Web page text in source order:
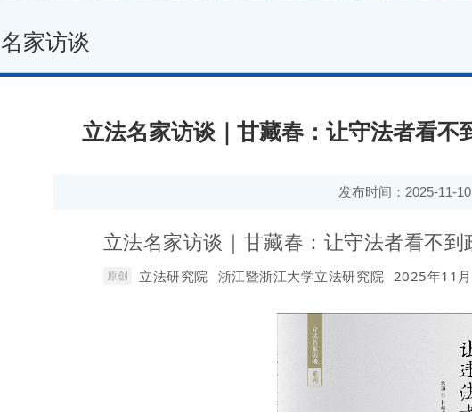
名家访谈
立法名家访谈｜甘藏春：让守法者看不
发布时间：2025-11-10
立法名家访谈｜甘藏春：让守法者看不
原创 立法研究院 浙江暨浙江大学立法研究院 2025年11